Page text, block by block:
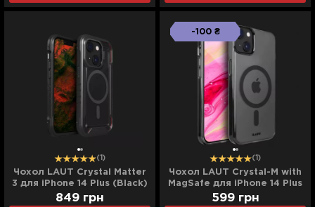
(1)
Чохол LAUT Crystal Matter
3 для iPhone 14 Plus (Black)
849 грн
-100 ₴
(1)
Чохол LAUT Crystal-M with
MagSafe для iPhone 14 Plus
(Crystal Black)
599 грн